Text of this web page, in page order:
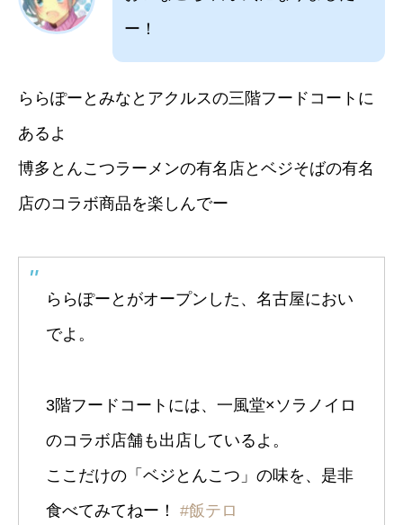
ー！
ららぽーとみなとアクルスの三階フードコートに
あるよ
博多とんこつラーメンの有名店とベジそばの有名
店のコラボ商品を楽しんでー
ららぽーとがオープンした、名古屋におい
でよ。
3階フードコートには、一風堂×ソラノイロ
のコラボ店舗も出店しているよ。
ここだけの「ベジとんこつ」の味を、是非
食べてみてねー！ #飯テロ